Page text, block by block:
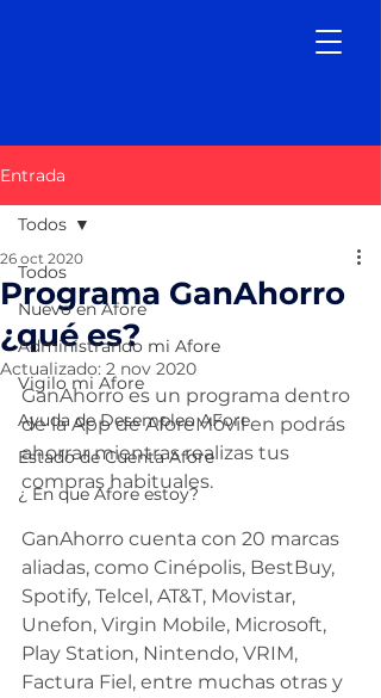
Entrada
Todos
Nuevo en Afore
Administrando mi Afore
Vigilo mi Afore
Ayuda de Desempleo AFore
Estado de Cuenta Afore
¿ En que Afore estoy?
Todos
Programa GanAhorro
¿qué es?
26 oct 2020
Actualizado: 2 nov 2020
GanAhorro es un programa dentro
de la App de AforeMóvil en podrás
ahorrar mientras realizas tus
compras habituales.
GanAhorro cuenta con 20 marcas
aliadas, como Cinépolis, BestBuy,
Spotify, Telcel, AT&T, Movistar,
Unefon, Virgin Mobile, Microsoft,
Play Station, Nintendo, VRIM,
Factura Fiel, entre muchas otras y